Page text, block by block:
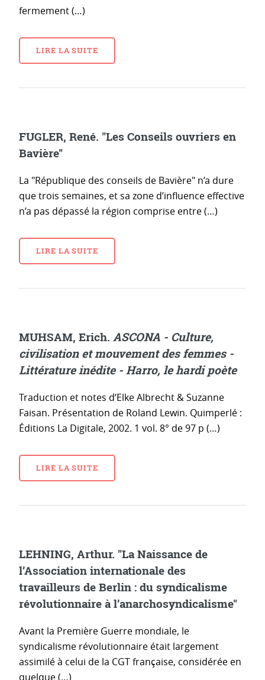
fermement (…)
LIRE LA SUITE
FUGLER, René. "Les Conseils ouvriers en
Bavière"
La "République des conseils de Bavière" n’a dure
que trois semaines, et sa zone d’influence effective
n’a pas dépassé la région comprise entre (…)
LIRE LA SUITE
MUHSAM, Erich. ASCONA - Culture,
civilisation et mouvement des femmes -
Littérature inédite - Harro, le hardi poète
Traduction et notes d’Elke Albrecht & Suzanne
Faisan. Présentation de Roland Lewin. Quimperlé :
Éditions La Digitale, 2002. 1 vol. 8° de 97 p (…)
LIRE LA SUITE
LEHNING, Arthur. "La Naissance de
l’Association internationale des
travailleurs de Berlin : du syndicalisme
révolutionnaire à l’anarchosyndicalisme"
Avant la Première Guerre mondiale, le
syndicalisme révolutionnaire était largement
assimilé à celui de la CGT française, considérée en
quelque (…)